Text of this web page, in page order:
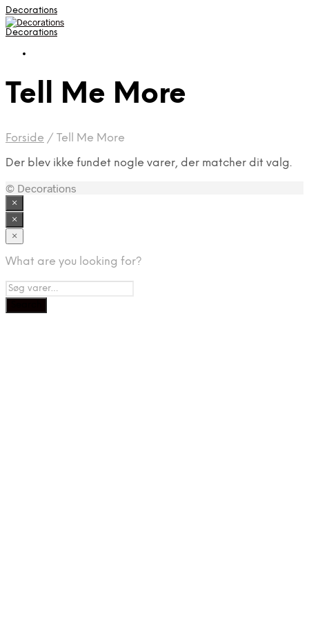
Decorations
Decorations
Tell Me More
Forside / Tell Me More
Der blev ikke fundet nogle varer, der matcher dit valg.
© Decorations
×
×
×
What are you looking for?